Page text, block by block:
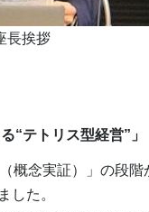
長挨拶
“テトリス型経営”」
念実証）」の段階
した。